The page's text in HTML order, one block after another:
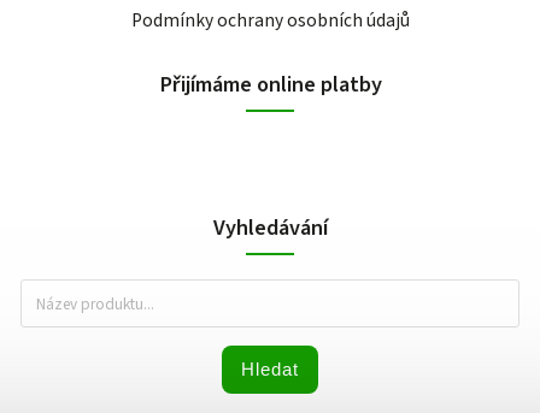
Podmínky ochrany osobních údajů
Přijímáme online platby
Vyhledávání
Hledat